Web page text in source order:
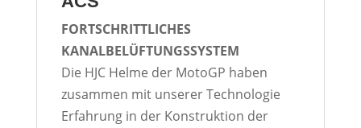
FORTSCHRITTLICHES
KANALBELÜFTUNGSSYSTEM
Die HJC Helme der MotoGP haben
zusammen mit unserer Technologie
Erfahrung in der Konstruktion der